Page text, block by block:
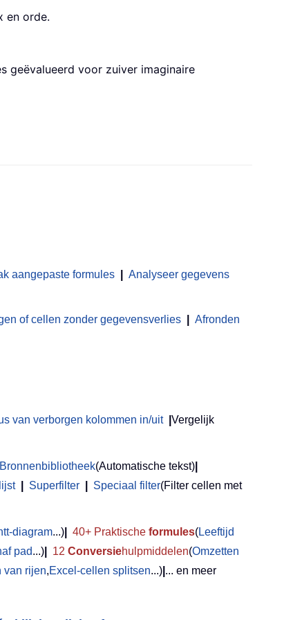
en orde.
geëvalueerd voor zuiver imaginaire
aangepaste formules
Analyseer gegevens
of cellen zonder gegevensverlies
Afronden
van verborgen kolommen in/uit
Vergelijk
Bronnenbibliotheek(Automatische tekst)
Superfilter Speciaal filter(Filter cellen met
diagram...) 40+ Praktische formules(Leeftijd
pad...) 12 Conversiehulpmiddelen(Omzetten
van rijen,Excel-cellen splitsen...) ... en meer